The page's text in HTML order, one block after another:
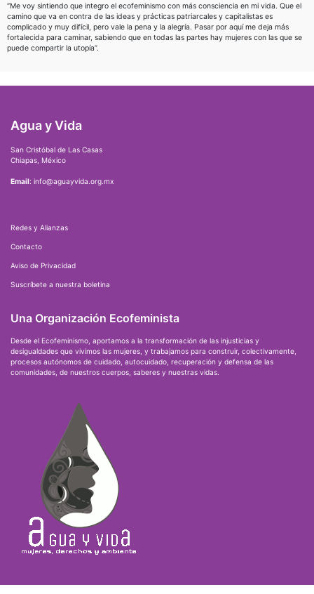
“Me voy sintiendo que integro el ecofeminismo con más consciencia en mi vida. Que el
camino que va en contra de las ideas y prácticas patriarcales y capitalistas es
complicado y muy difícil, pero vale la pena y la alegría. Pasar por aquí me deja más
fortalecida para caminar, sabiendo que en todas las partes hay mujeres con las que se
puede compartir la utopía”.
Agua y Vida
San Cristóbal de Las Casas
Chiapas, México
Email: info@aguayvida.org.mx
Redes y Alianzas
Contacto
Aviso de Privacidad
Suscríbete a nuestra boletina
Una Organización Ecofeminista
Desde el Ecofeminismo, aportamos a la transformación de las injusticias y
desigualdades que vivimos las mujeres, y trabajamos para construir, colectivamente,
procesos autónomos de cuidado, autocuidado, recuperación y defensa de las
comunidades, de nuestros cuerpos, saberes y nuestras vidas.